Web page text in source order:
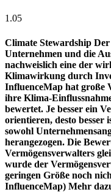
1.05
Climate Stewardship
Unternehmen und die
nachweislich eine der
Klimawirkung durch
InfluenceMap hat große
ihre Klima-
bewertet. Je besser ein
orientieren, desto
sowohl
herangezogen. Die
Vermögensverwalters
wurde der
geringen Größe noch
InfluenceMap) Mehr